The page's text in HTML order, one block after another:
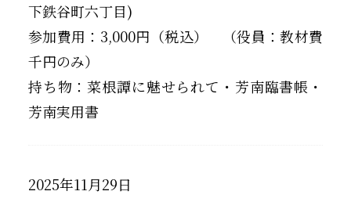
下鉄谷町六丁目)
参加費用：3,000円（税込） （役員：教材費
千円のみ）
持ち物：菜根譚に魅せられて・芳南臨書帳・
芳南実用書
2025年11月29日